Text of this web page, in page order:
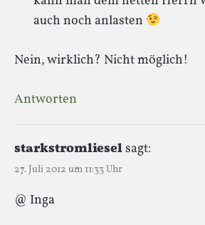
auch noch anlasten
Nein, wirklich? Nicht möglich!
Antworten
starkstromlieselsagt:
27. Juli 2012 um 11:33 Uhr
@ Inga